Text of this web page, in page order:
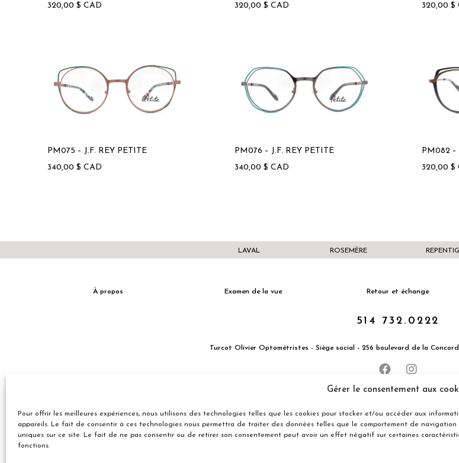
Gérer le consentement aux
Pour offrir les meilleures expériences, nous utilisons des technologies telles que les cookies pour stocker et/ou accéder aux
appareils. Le fait de consentir à ces technologies nous permettra de traiter des données telles que le comportement de navigation
uniques sur ce site. Le fait de ne pas consentir ou de retirer son consentement peut avoir un effet négatif sur certaines
fonctions.
320,00 $ CAD
320,00 $ CAD
320,00 $
PM075 – J.F. REY PETITE
340,00 $ CAD
PM076 – J.F. REY PETITE
340,00 $ CAD
PM082 –
320,00 $
LAVAL ROSEMÈRE
À propos Examen de la vue Retour et échange
514 732.0222
Turcot Olivier Optométristes - Siège social - 256 boulevard de la
Entreprise familiale du Québec depuis plus de 40 ans.